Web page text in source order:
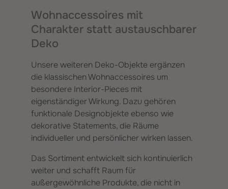
Wohnaccessoires mit
Charakter statt austauschbarer
Deko
Unsere weiteren Deko-Objekte ergänzen
die klassischen Wohnaccessoires um
besondere Interior-Pieces mit
eigenständiger Wirkung. Dazu gehören
funktionale Designobjekte ebenso wie
dekorative Statements, die Räume
individueller und persönlicher wirken lassen.
Das Sortiment entwickelt sich kontinuierlich
weiter und schafft Raum für
außergewöhnliche Produkte, die nicht in